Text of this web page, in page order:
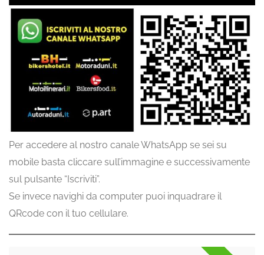
Per accedere al nostro canale WhatsApp se sei su
mobile basta cliccare sull’immagine e successivamente
sul pulsante “Iscriviti”.
Se invece navighi da computer puoi inquadrare il
QRcode con il tuo cellulare.